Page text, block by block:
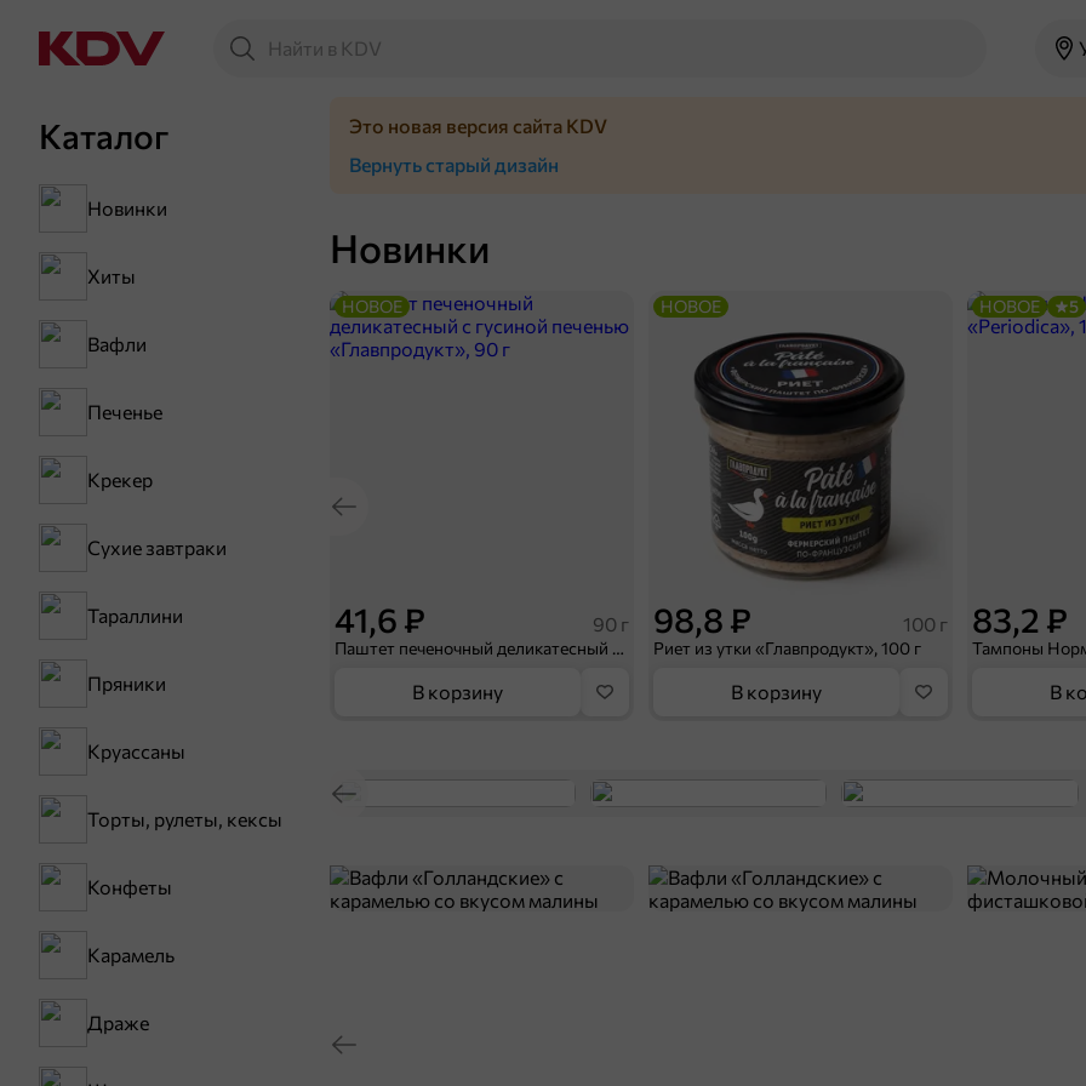
Каталог
Новинки
Хиты
Вафли
Печенье
Крекер
Сухие завтраки
Тараллини
Пряники
Круассаны
Торты, рулеты, кексы
Конфеты
Карамель
Драже
Новинки
41,6 ₽ 90 г
Паштет печеночный деликатесный с гусиной печенью «Главпродукт», 90 г
НОВОЕ
В корзину
98,8 ₽ 100 г
Риет из утки «Главпродукт», 100 г
НОВОЕ
В корзину
83,2 ₽
НОВОЕ 5
В
Это новая версия сайта KDV
Вернуть старый дизайн